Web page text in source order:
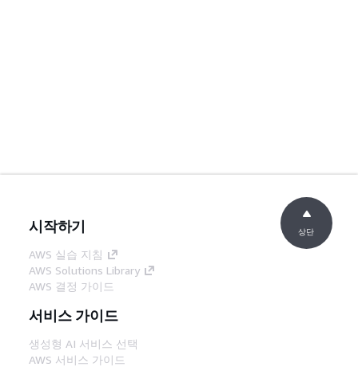
시작하기
AWS 실습 지침
AWS Solutions Library
AWS 결정 가이드
서비스 가이드
생성형 AI 서비스 선택
AWS 서비스 가이드
상단